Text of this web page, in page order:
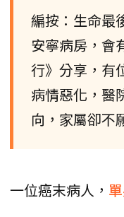
編按：生命最
安寧病房，會
行》分享，有
病情惡化，醫
向，家屬卻不
一位癌末病人，